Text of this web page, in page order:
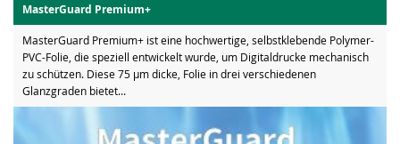
MasterGuard Premium+
MasterGuard Premium+ ist eine hochwertige, selbstklebende Polymer-
PVC-Folie, die speziell entwickelt wurde, um Digitaldrucke mechanisch
zu schützen. Diese 75 µm dicke, Folie in drei verschiedenen
Glanzgraden bietet...